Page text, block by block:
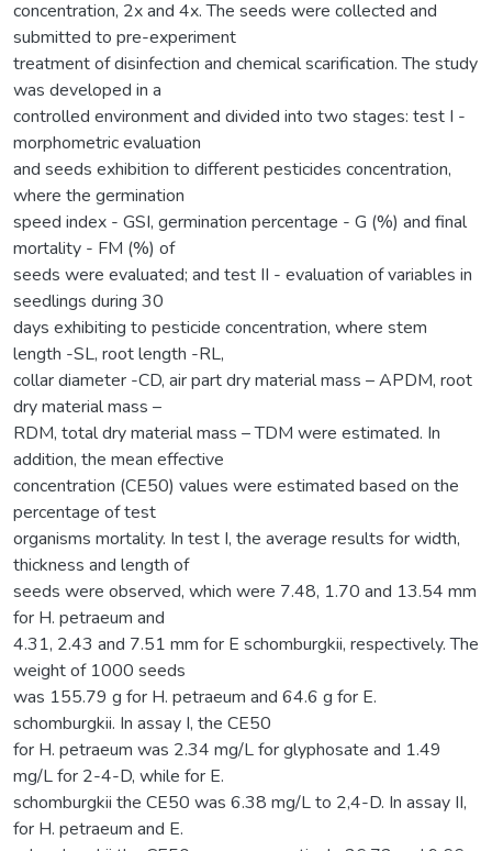
concentration, 2x and 4x. The seeds were collected and
submitted to pre-experiment
treatment of disinfection and chemical scarification. The study
was developed in a
controlled environment and divided into two stages: test I -
morphometric evaluation
and seeds exhibition to different pesticides concentration,
where the germination
speed index - GSI, germination percentage - G (%) and final
mortality - FM (%) of
seeds were evaluated; and test II - evaluation of variables in
seedlings during 30
days exhibiting to pesticide concentration, where stem
length -SL, root length -RL,
collar diameter -CD, air part dry material mass – APDM, root
dry material mass –
RDM, total dry material mass – TDM were estimated. In
addition, the mean effective
concentration (CE50) values were estimated based on the
percentage of test
organisms mortality. In test I, the average results for width,
thickness and length of
seeds were observed, which were 7.48, 1.70 and 13.54 mm
for H. petraeum and
4.31, 2.43 and 7.51 mm for E schomburgkii, respectively. The
weight of 1000 seeds
was 155.79 g for H. petraeum and 64.6 g for E.
schomburgkii. In assay I, the CE50
for H. petraeum was 2.34 mg/L for glyphosate and 1.49
mg/L for 2-4-D, while for E.
schomburgkii the CE50 was 6.38 mg/L to 2,4-D. In assay II,
for H. petraeum and E.